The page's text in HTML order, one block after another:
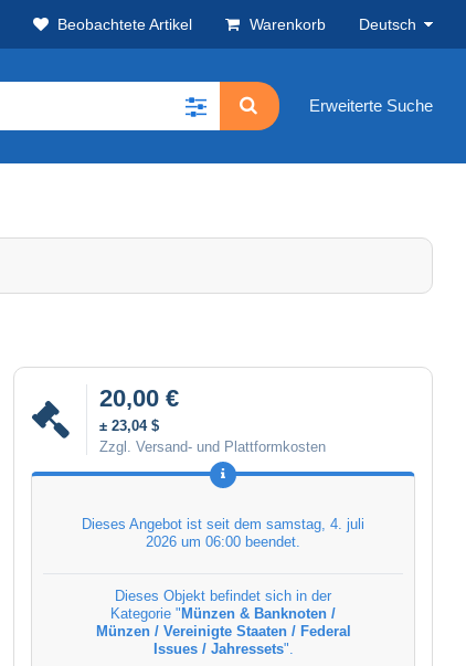
Beobachtete Artikel Warenkorb Deutsch
Erweiterte Suche
20,00 €
± 23,04 $
Zzgl. Versand- und Plattformkosten
Dieses Angebot ist seit dem samstag, 4. juli
2026 um 06:00 beendet.
Dieses Objekt befindet sich in der
Kategorie " Münzen & Banknoten /
Münzen / Vereinigte Staaten / Federal
Issues / Jahressets".